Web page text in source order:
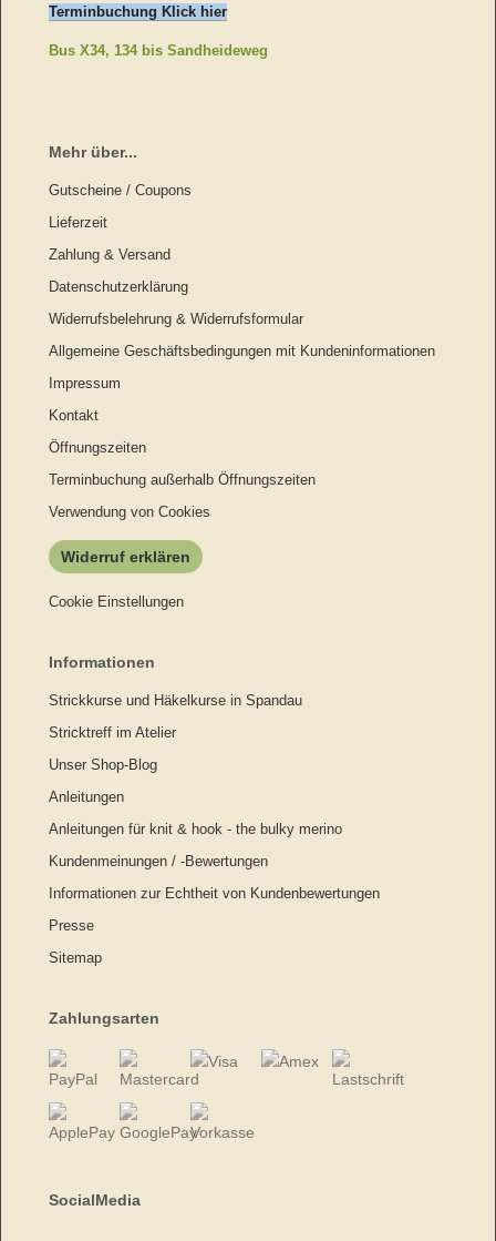
Terminbuchung Klick hier
Bus X34, 134 bis Sandheideweg
Mehr über...
Gutscheine / Coupons
Lieferzeit
Zahlung & Versand
Datenschutzerklärung
Widerrufsbelehrung & Widerrufsformular
Allgemeine Geschäftsbedingungen mit Kundeninformationen
Impressum
Kontakt
Öffnungszeiten
Terminbuchung außerhalb Öffnungszeiten
Verwendung von Cookies
Widerruf erklären
Cookie Einstellungen
Informationen
Strickkurse und Häkelkurse in Spandau
Stricktreff im Atelier
Unser Shop-Blog
Anleitungen
Anleitungen für knit & hook - the bulky merino
Kundenmeinungen / -Bewertungen
Informationen zur Echtheit von Kundenbewertungen
Presse
Sitemap
Zahlungsarten
SocialMedia